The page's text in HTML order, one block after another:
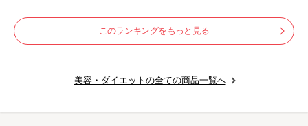
このランキングをもっと見る
美容・ダイエットの全ての商品一覧へ